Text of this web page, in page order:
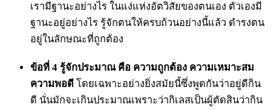
เรามีฐานะอย่างไร ในแง่แห่งอัตวิสัยของตนเอง ตัวเองมี
ฐานะอยู่อย่างไร รู้จักตนให้ครบถ้วนอย่างนี้แล้ว ดำรงตน
อยู่ในลักษณะที่ถูกต้อง
ข้อที่ 4 รู้จักประมาณ คือ ความถูกต้อง ความเหมาะสม
ความพอดี โดยเฉพาะอย่างยิ่งสมัยนี้ซึ่งพูดกันว่าอยู่ดีกิน
ดี นั่นมักจะเกินประมาณเพราะว่ากิเลสเป็นผู้ตัดสินว่ากิน